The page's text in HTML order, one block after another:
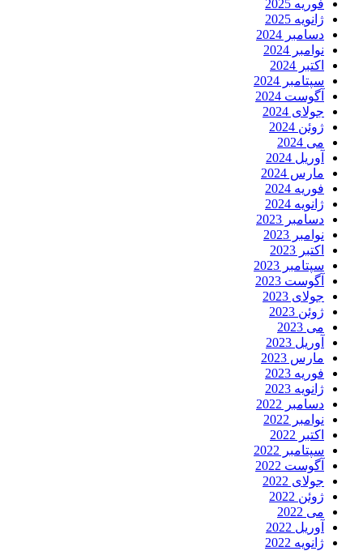
فوریه 2025
ژانویه 2025
دسامبر 2024
نوامبر 2024
اکتبر 2024
سپتامبر 2024
آگوست 2024
جولای 2024
ژوئن 2024
می 2024
آوریل 2024
مارس 2024
فوریه 2024
ژانویه 2024
دسامبر 2023
نوامبر 2023
اکتبر 2023
سپتامبر 2023
آگوست 2023
جولای 2023
ژوئن 2023
می 2023
آوریل 2023
مارس 2023
فوریه 2023
ژانویه 2023
دسامبر 2022
نوامبر 2022
اکتبر 2022
سپتامبر 2022
آگوست 2022
جولای 2022
ژوئن 2022
می 2022
آوریل 2022
ژانویه 2022